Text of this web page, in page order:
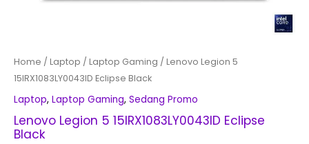
Home / Laptop / Laptop Gaming / Lenovo Legion 5
15IRX1083LY0043ID Eclipse Black
Laptop, Laptop Gaming, Sedang Promo
Lenovo Legion 5 15IRX1083LY0043ID Eclipse
Black